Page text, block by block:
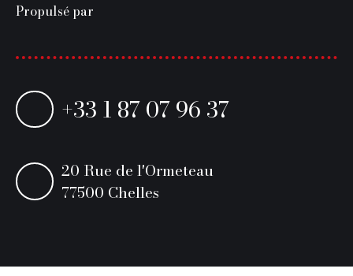
Propulsé par
+33 1 87 07 96 37
20 Rue de l'Ormeteau
77500 Chelles